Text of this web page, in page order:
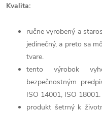
Kvalita:
ručne vyrobený a
jedinečný, a preto sa
tvare.
tento výrobok
bezpečnostným
ISO 14001, ISO 18001.
produkt šetrný k